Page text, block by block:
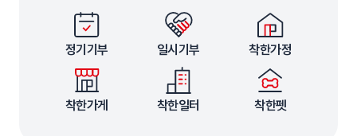
정기기부 일시기부 착한가정
착한가게 착한일터 착한펫